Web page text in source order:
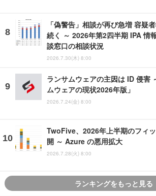
「偽警告」相談が再び急増 容疑
続く ～ 2026年第2四半期 IPA 情
談窓口の相談状況
2026.7.30(木) 8:00
ランサムウェアの主因は ID 侵害
ムウェアの現状2026年版」
2026.7.24(金) 8:00
TwoFive、2026年上半期のフィ
開 ～ Azure の悪用拡大
2026.7.28(火) 8:00
ランキングをもっと見る